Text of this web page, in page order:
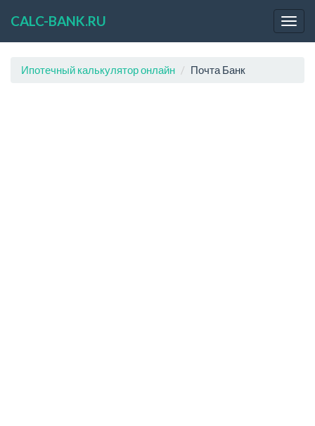
CALC-BANK.RU
Ипотечный калькулятор онлайн Почта Банк